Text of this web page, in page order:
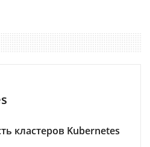
кластеров Kubernetes